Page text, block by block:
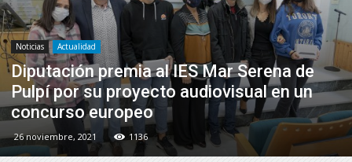
Noticias Actualidad
Diputación premia al IES Mar Serena de
Pulpí por su proyecto audiovisual en un
concurso europeo
26 noviembre, 2021 1136